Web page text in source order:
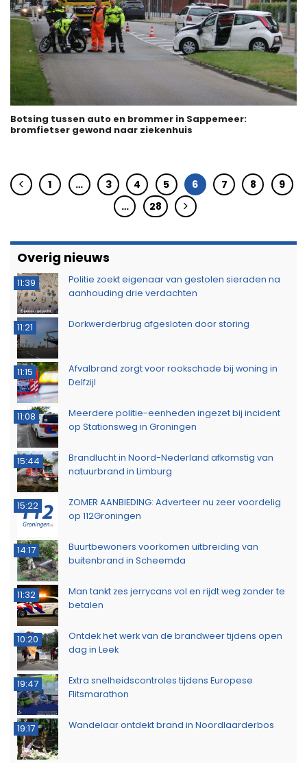
Botsing tussen auto en brommer in Sappemeer:
bromfietser gewond naar ziekenhuis
1 … 3 4 5 6 7 8
9
…
28
Overig nieuws
11:39
Politie zoekt eigenaar van gestolen sieraden na
aanhouding drie verdachten
11:21 Dorkwerderbrug afgesloten door storing
11:15
Afvalbrand zorgt voor rookschade bij woning in
Delfzijl
11:08
Meerdere politie-eenheden ingezet bij incident
op Stationsweg in Groningen
15:44
Brandlucht in Noord-Nederland afkomstig van
natuurbrand in Limburg
15:22
ZOMER AANBIEDING: Adverteer nu zeer voordelig
op 112Groningen
14:17
Buurtbewoners voorkomen uitbreiding van
buitenbrand in Scheemda
11:32
Man tankt zes jerrycans vol en rijdt weg zonder te
betalen
10:20
Ontdek het werk van de brandweer tijdens open
dag in Leek
19:47
Extra snelheidscontroles tijdens Europese
Flitsmarathon
19:17 Wandelaar ontdekt brand in Noordlaarderbos